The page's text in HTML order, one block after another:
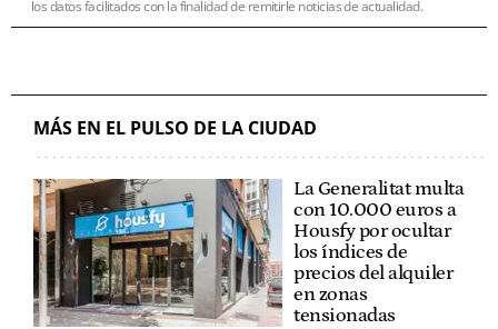
los datos facilitados con la finalidad de remitirle noticias de actualidad.
MÁS EN EL PULSO DE LA CIUDAD
La Generalitat multa
con 10.000 euros a
Housfy por ocultar
los índices de
precios del alquiler
en zonas
tensionadas